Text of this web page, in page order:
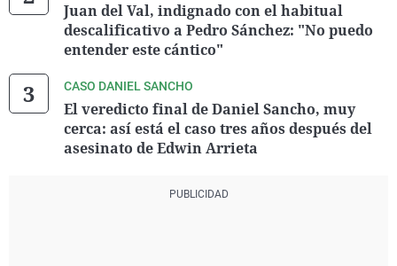
Juan del Val, indignado con el habitual
descalificativo a Pedro Sánchez: "No puedo
entender este cántico"
CASO DANIEL SANCHO
El veredicto final de Daniel Sancho, muy
cerca: así está el caso tres años después del
asesinato de Edwin Arrieta